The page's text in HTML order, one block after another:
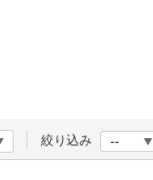
絞り込み